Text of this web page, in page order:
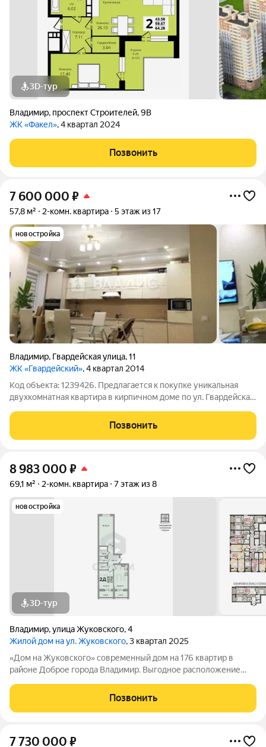
3D-тур
Владимир, проспект Строителей,9В
ЖК «Факел», 4 квартал 2024
Позвонить
7 600 000 ₽
57,8 м² 2-комн. квартира 5 этаж из 17
новостройка
Владимир, Гвардейская улица,11
ЖК «Гвардейский», 4 квартал 2014
Код объекта: 1239426. Пpедлагается к покупке уникальная
двухкомнатная квapтиpа в кирпичном доме по ул. Гвардейская,
Дом с собственной газовой котельной, большая парковочная
зона,
Позвонить
8 983 000 ₽
69,1 м² 2-комн. квартира 7 этаж из 8
новостройка
3D-тур
Владимир,улица Жуковского,4
Жилой дом на ул. Жуковского, 3 квартал 2025
«Дом на Жуковского» современный дом на 176 квартир в
районе Доброе города Владимир. Выгодное расположение
современный архитектурный стиль, продуманные планировки
далеко не все преимущества
Позвонить
7 730 000 ₽